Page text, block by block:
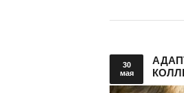
30
мая